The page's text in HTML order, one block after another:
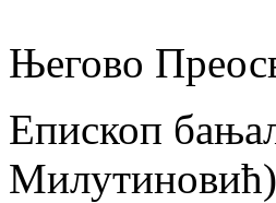
Његово
Епископ
Милутиновић)